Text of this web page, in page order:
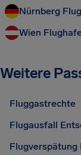
Nürnberg
Wien
Weitere
Fluggastrechte
Flugausfall
Flugverspätung